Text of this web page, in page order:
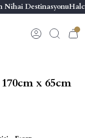
Destinasyonu
x 65cm